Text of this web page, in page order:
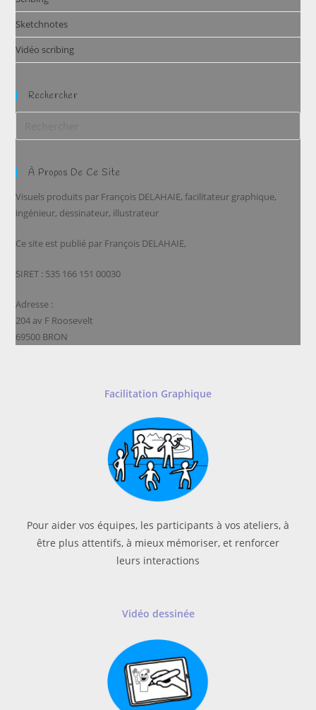
Sketchnotes
Vidéo scribing
Rechercher
À Propos De Ce Site
Visuels produits par François DELAHAIE, facilitateur graphique,
ingénieur, dessinateur, illustrateur
Ce site est publié par François DELAHAIE,
SIRET : 535 166 151 00030
Adresse :
204 av F Roosevelt
69500 BRON
Facilitation Graphique
Pour aider vos équipes, les participants à vos ateliers, à
être plus attentifs, à mieux mémoriser, et renforcer
leurs interactions
Vidéo dessinée